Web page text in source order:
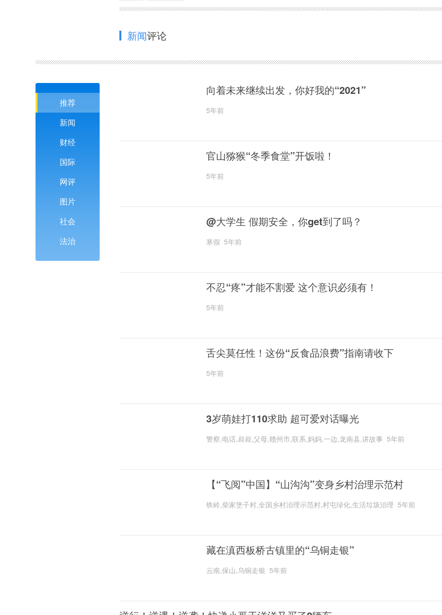
新闻评论
推荐
新闻
财经
国际
网评
图片
社会
法治
向着未来继续出发，你好我的“2021”
5年前
官山猕猴“冬季食堂”开饭啦！
5年前
@大学生 假期安全，你get到了吗？
寒假 5年前
不忍“疼”才能不割爱 这个意识必须有！
5年前
舌尖莫任性！这份“反食品浪费”指南请收下
5年前
3岁萌娃打110求助 超可爱对话曝光
警察,电话,叔叔,父母,赣州市,联系,妈妈,一边,龙南县,讲故事 5年前
【“飞阅”中国】“山沟沟”变身乡村治理示范村
铁岭,柴家堡子村,全国乡村治理示范村,村屯绿化,生活垃圾治理 5年前
藏在滇西板桥古镇里的“乌铜走银”
云南,保山,乌铜走银 5年前